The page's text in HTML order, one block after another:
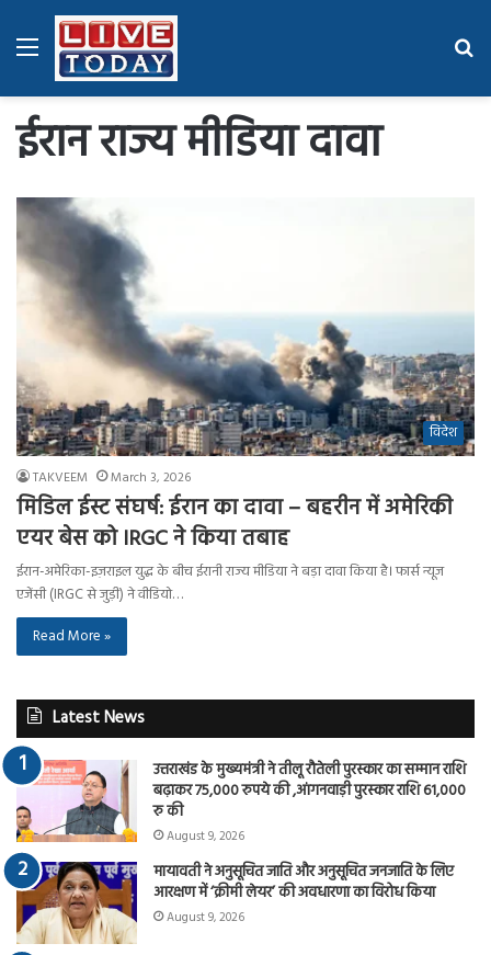
Menu
ईरान राज्य मीडिया दावा
विदेश
TAKVEEM March 3, 2026
मिडिल ईस्ट संघर्ष: ईरान का दावा – बहरीन में अमेरिकी
एयर बेस को IRGC ने किया तबाह
ईरान-अमेरिका-इज़राइल युद्ध के बीच ईरानी राज्य मीडिया ने बड़ा दावा किया है। फार्स न्यूज
एजेंसी (IRGC से जुड़ी) ने वीडियो…
Read More »
Latest News
उत्तराखंड के मुख्यमंत्री ने तीलू रौतेली पुरस्कार का सम्मान राशि
बढ़ाकर 75,000 रुपये की ,आंगनवाड़ी पुरस्कार राशि 61,000
रु की
August 9, 2026
मायावती ने अनुसूचित जाति और अनुसूचित जनजाति के लिए
आरक्षण में ‘क्रीमी लेयर’ की अवधारणा का विरोध किया
August 9, 2026